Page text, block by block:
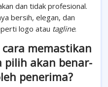
dan tidak profesional.
bersih, elegan, dan
logo atau tagline.
memastikan
pilih akan benar-
penerima?